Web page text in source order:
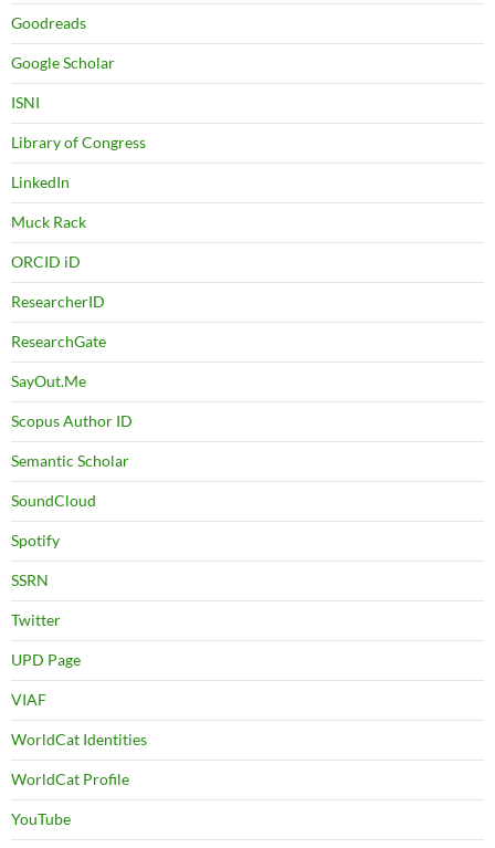
Goodreads
Google Scholar
ISNI
Library of Congress
LinkedIn
Muck Rack
ORCID iD
ResearcherID
ResearchGate
SayOut.Me
Scopus Author ID
Semantic Scholar
SoundCloud
Spotify
SSRN
Twitter
UPD Page
VIAF
WorldCat Identities
WorldCat Profile
YouTube